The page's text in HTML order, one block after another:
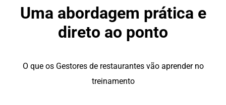
Uma abordagem prática e
direto ao ponto
O que os Gestores de restaurantes vão aprender no
treinamento